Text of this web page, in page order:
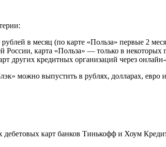
в месяц (по карте «Польза» первые 2
России, карта «Польза» — только в некоторых
других кредитных организаций через
можно выпустить в рублях, долларах, евро
дебетовых карт банков Тинькофф и Хоум